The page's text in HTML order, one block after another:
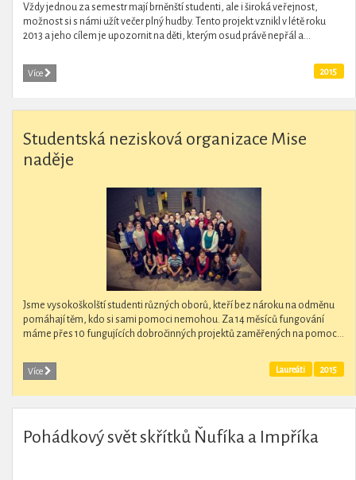
Vždy jednou za semestr mají brněnští studenti, ale i široká veřejnost,
možnost si s námi užít večer plný hudby. Tento projekt vznikl v létě roku
2013 a jeho cílem je upozornit na děti, kterým osud právě nepřál a...
Více 2015
Studentská nezisková organizace Mise
naděje
Jsme vysokoškolští studenti různých oborů, kteří bez nároku na odměnu
pomáhají těm, kdo si sami pomoci nemohou. Za 14 měsíců fungování
máme přes 10 fungujících dobročinných projektů zaměřených na pomoc...
Více 2015
Laureáti
Pohádkový svět skřítků Ňufíka a Impříka